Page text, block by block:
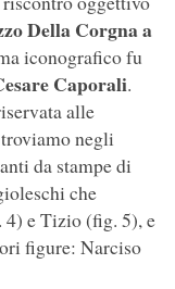
Della Corgna a
iconografico fu
Caporali.
alle
negli
da stampe di
che
4) e Tizio (fig. 5), e
figure: Narciso